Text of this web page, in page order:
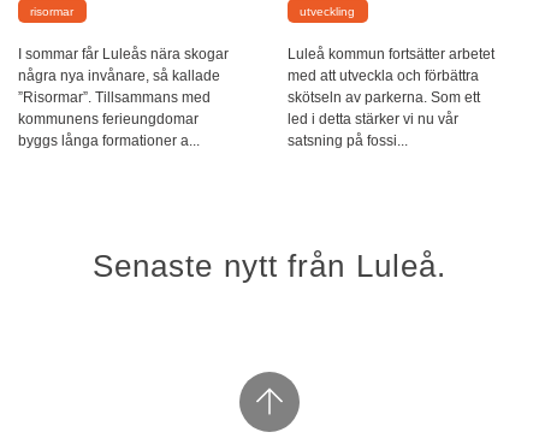
risormar
I sommar får Luleås nära skogar
några nya invånare, så kallade
”Risormar”. Tillsammans med
kommunens ferieungdomar
byggs långa formationer a...
utveckling
Luleå kommun fortsätter arbetet
med att utveckla och förbättra
skötseln av parkerna. Som ett
led i detta stärker vi nu vår
satsning på fossi...
Senaste nytt från Luleå.